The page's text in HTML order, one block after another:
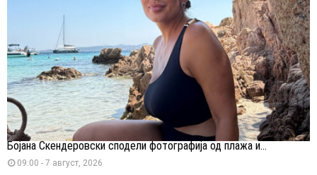
Бојана Скендеровски сподели фотографија од плажа и...
09:00 - 7 август, 2026